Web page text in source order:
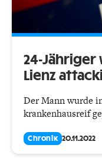
24-Jähriger
Lienz
Der Mann wurde
krankenhausreif
Chronik 20.11.2022